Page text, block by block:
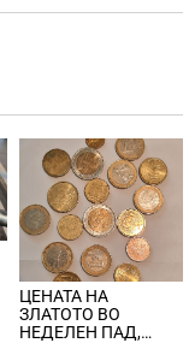
ЦЕНАТА НА
ЗЛАТОТО ВО
НЕДЕЛЕН ПАД,